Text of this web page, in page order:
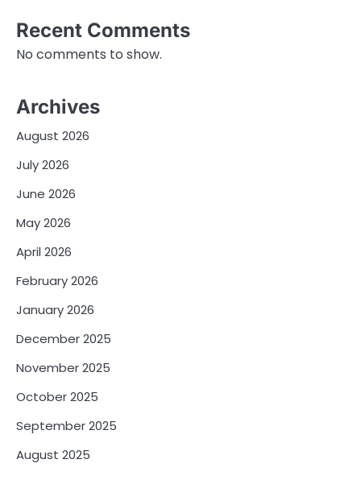
Recent Comments
No comments to show.
Archives
August 2026
July 2026
June 2026
May 2026
April 2026
February 2026
January 2026
December 2025
November 2025
October 2025
September 2025
August 2025